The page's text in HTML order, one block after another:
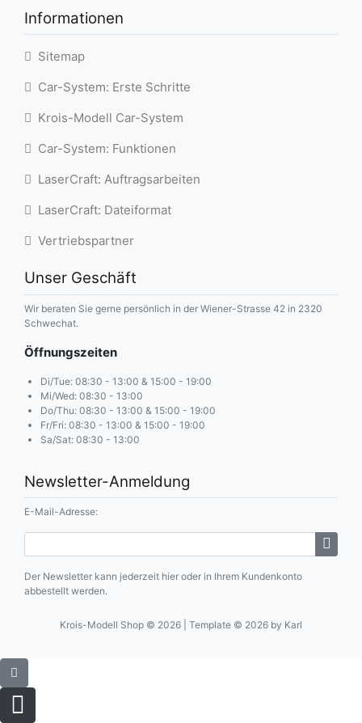
Informationen
Sitemap
Car-System: Erste Schritte
Krois-Modell Car-System
Car-System: Funktionen
LaserCraft: Auftragsarbeiten
LaserCraft: Dateiformat
Vertriebspartner
Unser Geschäft
Wir beraten Sie gerne persönlich in der Wiener-Strasse 42 in 2320
Schwechat.
Öffnungszeiten
Di/Tue: 08:30 - 13:00 & 15:00 - 19:00
Mi/Wed: 08:30 - 13:00
Do/Thu: 08:30 - 13:00 & 15:00 - 19:00
Fr/Fri: 08:30 - 13:00 & 15:00 - 19:00
Sa/Sat: 08:30 - 13:00
Newsletter-Anmeldung
E-Mail-Adresse:
Der Newsletter kann jederzeit hier oder in Ihrem Kundenkonto
abbestellt werden.
Krois-Modell Shop © 2026 | Template © 2026 by Karl